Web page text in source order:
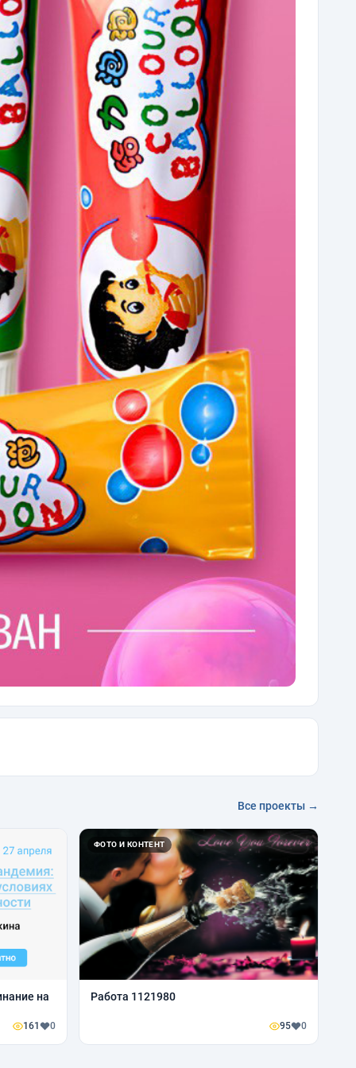
Все проекты →
на
161 0
ФОТО И КОНТЕНТ
Работа 1121980
95 0